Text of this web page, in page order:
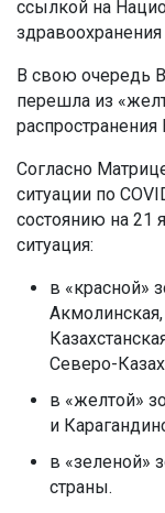
ссылкой на
В свою очередь
перешла из
Согласно
ситуации по
состоянию на 21
ситуация:
в «красной»
Северо-
в «желтой»
и
в «зеленой»
страны.